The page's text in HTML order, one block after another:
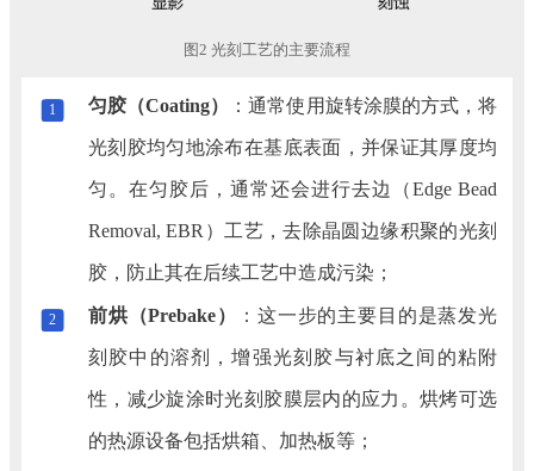
图2 光刻工艺的主要流程
1 匀胶（Coating） ：通常使用旋转涂膜的方式，将
光刻胶均匀地涂布在基底表面，并保证其厚度均
匀。在匀胶后，通常还会进行去边（Edge Bead
Removal, EBR）工艺，去除晶圆边缘积聚的光刻
胶，防止其在后续工艺中造成污染；
2 前烘（Prebake） ：这一步的主要目的是蒸发光
刻胶中的溶剂，增强光刻胶与衬底之间的粘附
性，减少旋涂时光刻胶膜层内的应力。烘烤可选
的热源设备包括烘箱、加热板等；